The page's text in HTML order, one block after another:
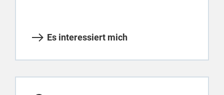
Es interessiert mich